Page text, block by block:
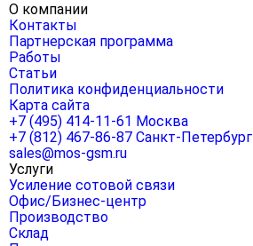
О компании
Контакты
Партнерская программа
Работы
Статьи
Политика конфиденциальности
Карта сайта
+7 (495) 414-11-61 Москва
+7 (812) 467-86-87 Санкт-Петербург
sales@mos-gsm.ru
Услуги
Усиление сотовой связи
Офис/Бизнес-центр
Производство
Склад